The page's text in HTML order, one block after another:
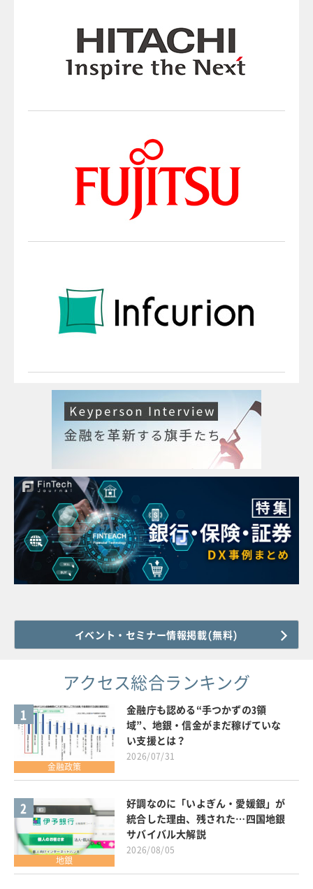
イベント・セミナー情報掲載(無料)
アクセス総合ランキング
1
金融政策
金融庁も認める“手つかずの3領
域”、地銀・信金がまだ稼げていな
い支援とは？
2026/07/31
2
地銀
好調なのに「いよぎん・愛媛銀」が
統合した理由、残された…四国地銀
サバイバル大解説
2026/08/05